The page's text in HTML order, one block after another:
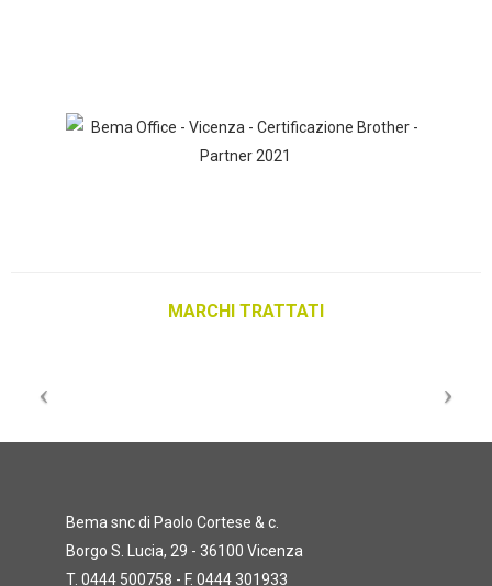
MARCHI TRATTATI
Bema snc di Paolo Cortese & c.
Borgo S. Lucia, 29 - 36100 Vicenza
T. 0444 500758 - F. 0444 301933